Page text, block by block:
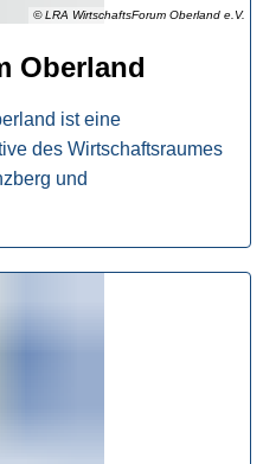
© LRA WirtschaftsForum Oberland e.V.
Oberland
ist eine
des Wirtschaftsraumes
und